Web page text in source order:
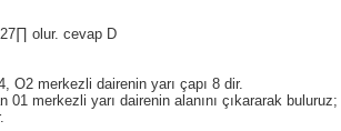
olur. cevap D
O2 merkezli dairenin yarı çapı 8 dir.
01 merkezli yarı dairenin alanını çıkararak buluruz;